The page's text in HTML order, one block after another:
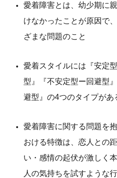
愛着障害とは、幼少期に
けなかったことが原因で
ざまな問題のこと
愛着スタイルには『安定
型』『不安定型ー回避型
避型』の4つのタイプがあ
愛着障害に関する問題を
おける特徴は、恋人との
い・感情の起伏が激しく
人の気持ちを試すような